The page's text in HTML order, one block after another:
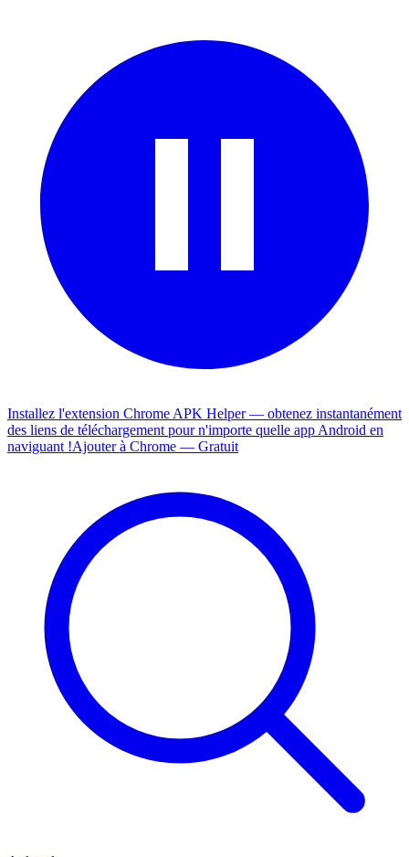
Installez l'extension Chrome APK Helper — obtenez instantanément
des liens de téléchargement pour n'importe quelle app Android en
naviguant !Ajouter à Chrome — Gratuit